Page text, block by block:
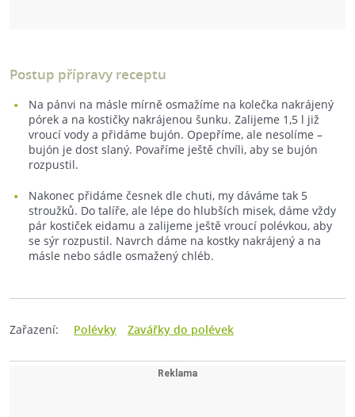
Postup přípravy receptu
Na pánvi na másle mírně osmažíme na kolečka nakrájený
pórek a na kostičky nakrájenou šunku. Zalijeme 1,5 l již
vroucí vody a přidáme bujón. Opepříme, ale nesolíme –
bujón je dost slaný. Povaříme ještě chvíli, aby se bujón
rozpustil.
Nakonec přidáme česnek dle chuti, my dáváme tak 5
stroužků. Do talíře, ale lépe do hlubších misek, dáme vždy
pár kostiček eidamu a zalijeme ještě vroucí polévkou, aby
se sýr rozpustil. Navrch dáme na kostky nakrájený a na
másle nebo sádle osmažený chléb.
Zařazení: Polévky Zavářky do polévek